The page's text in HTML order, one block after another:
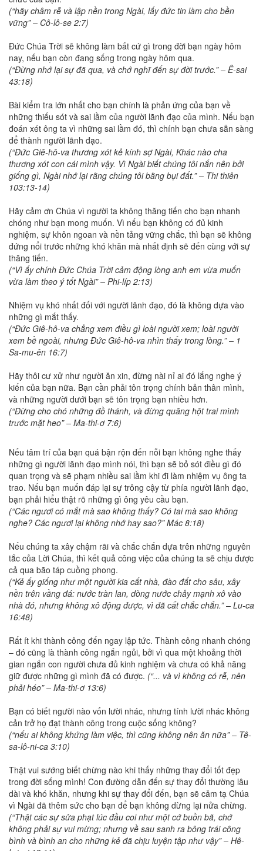
(“hãy châm rễ và lập nền trong Ngài, lấy đức tin làm cho bền
vững” – Cô-lô-se 2:7)
Đức Chúa Trời sẽ không làm bất cứ gì trong đời bạn ngày hôm
nay, nếu bạn còn đang sống trong ngày hôm qua.
(“Đừng nhớ lại sự đã qua, và chớ nghĩ đến sự đời trước.” – Ê-sai
43:18)
Bài kiểm tra lớn nhất cho bạn chính là phản ứng của bạn về
những thiếu sót và sai lầm của người lãnh đạo của mình. Nếu bạn
đoán xét ông ta vì những sai lầm đó, thì chính bạn chưa sẵn sàng
để thành người lãnh đạo.
(“Đức Giê-hô-va thương xót kẻ kính sợ Ngài, Khác nào cha
thương xót con cái mình vậy. Vì Ngài biết chúng tôi nắn nên bởi
giống gì, Ngài nhớ lại rằng chúng tôi bằng bụi đất.” – Thi thiên
103:13-14)
Hãy cảm ơn Chúa vì người ta không thăng tiến cho bạn nhanh
chóng như bạn mong muốn. Vì nếu bạn không có đủ kinh
nghiệm, sự khôn ngoan và nền tảng vững chắc, thì bạn sẽ không
đứng nổi trước những khó khăn mà nhất định sẽ đến cùng với sự
thăng tiến.
(“Vì ấy chính Đức Chúa Trời cảm động lòng anh em vừa muốn
vừa làm theo ý tốt Ngài” – Phi-líp 2:13)
Nhiệm vụ khó nhất đối với người lãnh đạo, đó là không dựa vào
những gì mắt thấy.
(“Đức Giê-hô-va chẳng xem điều gì loài người xem; loài người
xem bề ngoài, nhưng Đức Giê-hô-va nhìn thấy trong lòng.” – 1
Sa-mu-ên 16:7)
Hãy thôi cư xử như người ăn xin, đừng nài nỉ ai đó lắng nghe ý
kiến của bạn nữa. Bạn cần phải tôn trọng chính bản thân mình,
và những người dưới bạn sẽ tôn trọng bạn nhiều hơn.
(“Đừng cho chó những đồ thánh, và đừng quăng hột trai mình
trước mặt heo” – Ma-thi-ơ 7:6)
Nếu tâm trí của bạn quá bận rộn đến nỗi bạn không nghe thấy
những gì người lãnh đạo mình nói, thì bạn sẽ bỏ sót điều gì đó
quan trọng và sẽ phạm nhiều sai lầm khi đi làm nhiệm vụ ông ta
trao. Nếu bạn muốn đáp lại sự trông cậy từ phía người lãnh đạo,
bạn phải hiểu thật rõ những gì ông yêu cầu bạn.
(“Các ngươi có mắt mà sao không thấy? Có tai mà sao không
nghe? Các ngươi lại không nhớ hay sao?” Mác 8:18)
Nếu chúng ta xây chậm rãi và chắc chắn dựa trên những nguyên
tắc của Lời Chúa, thì kết quả công việc của chúng ta sẽ chịu được
cả qua bão táp cuồng phong.
(“Kẻ ấy giống như một người kia cất nhà, đào đất cho sâu, xây
nền trên vầng đá: nước tràn lan, dòng nước chảy mạnh xô vào
nhà đó, nhưng không xô động được, vì đã cất chắc chắn.” – Lu-ca
16:48)
Rất ít khi thành công đến ngay lập tức. Thành công nhanh chóng
– đó cũng là thành công ngắn ngủi, bởi vì qua một khoảng thời
gian ngắn con người chưa đủ kinh nghiệm và chưa có khả năng
giữ được những gì mình đã có được. (“... và vì không có rễ, nên
phải héo” – Ma-thi-ơ 13:6)
Bạn có biết người nào vốn lười nhác, nhưng tính lười nhác không
cản trở họ đạt thành công trong cuộc sống không?
(“nếu ai không khứng làm việc, thì cũng không nên ăn nữa” – Tê-
sa-lô-ni-ca 3:10)
Thật vui sướng biết chừng nào khi thấy những thay đổi tốt đẹp
trong đời sống mình! Con đường dẫn đến sự thay đổi thường lâu
dài và khó khăn, nhưng khi sự thay đổi đến, bạn sẽ cảm tạ Chúa
vì Ngài đã thêm sức cho bạn để bạn không dừng lại nửa chừng.
(“Thật các sự sửa phạt lúc đầu coi như một cớ buồn bã, chớ
không phải sự vui mừng; nhưng về sau sanh ra bông trái công
bình và bình an cho những kẻ đã chịu luyện tập như vậy” – Hê-